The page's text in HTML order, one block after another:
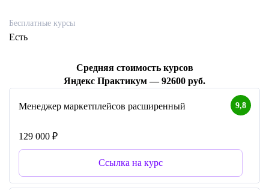
Бесплатные курсы
Есть
Средняя стоимость курсов
Яндекс Практикум — 92600 руб.
9,8
Менеджер маркетплейсов расширенный
129 000 ₽
Ссылка на курс